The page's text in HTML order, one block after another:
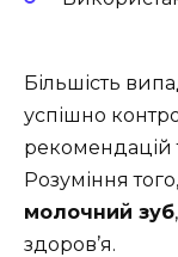
Більшість
успішно
рекомендацій
Розуміння того,
молочний зуб
здоров’я.